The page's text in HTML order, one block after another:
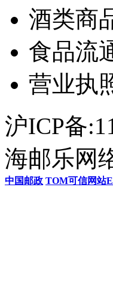
酒类商
食品流
营业执
沪ICP备
海邮乐网
中国邮政 TOM可信网站